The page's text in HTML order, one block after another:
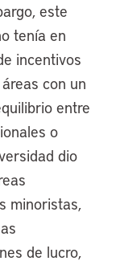
este
tenía en
incentivos
con un
entre
o
dio
minoristas,
de lucro,